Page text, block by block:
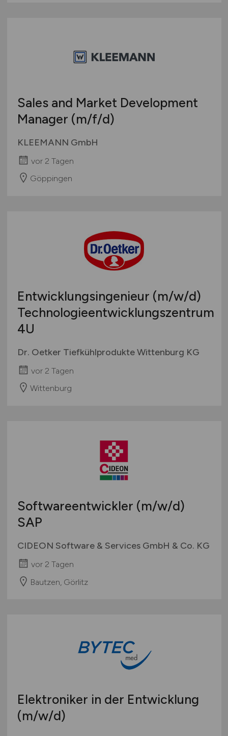
Sales and Market Development
Manager (m/f/d)
KLEEMANN GmbH
vor 2 Tagen
Göppingen
Entwicklungsingenieur (m/w/d)
Technologieentwicklungszentrum
4U
Dr. Oetker Tiefkühlprodukte Wittenburg KG
vor 2 Tagen
Wittenburg
Softwareentwickler (m/w/d)
SAP
CIDEON Software & Services GmbH & Co. KG
vor 2 Tagen
Bautzen, Görlitz
Elektroniker in der Entwicklung
(m/w/d)